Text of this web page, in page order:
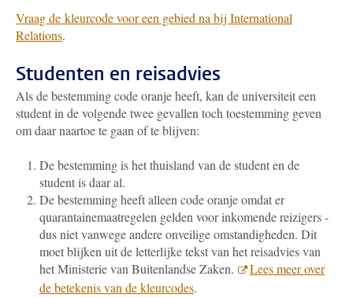
Vraag de kleurcode voor een gebied na bij International
Relations.
Studenten en reisadvies
Als de bestemming code oranje heeft, kan de universiteit een
student in de volgende twee gevallen toch toestemming geven
om daar naartoe te gaan of te blijven:
De bestemming is het thuisland van de student en de
student is daar al.
De bestemming heeft alleen code oranje omdat er
quarantainemaatregelen gelden voor inkomende reizigers -
dus niet vanwege andere onveilige omstandigheden. Dit
moet blijken uit de letterlijke tekst van het reisadvies van
het Ministerie van Buitenlandse Zaken.
Lees meer over
de betekenis van de kleurcodes.